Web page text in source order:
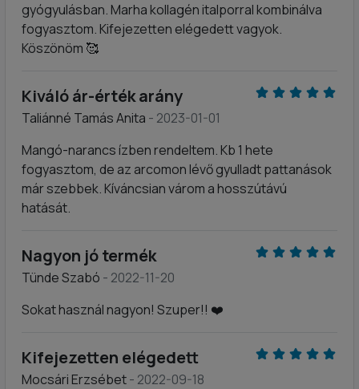
gyógyulásban. Marha kollagén italporral kombinálva
fogyasztom. Kifejezetten elégedett vagyok.
Köszönöm 🥰
Kiváló ár-érték arány
Taliánné Tamás Anita - 2023-01-01
Mangó-narancs ízben rendeltem. Kb 1 hete
fogyasztom, de az arcomon lévő gyulladt pattanások
már szebbek. Kíváncsian várom a hosszútávú
hatását.
Nagyon jó termék
Tünde Szabó - 2022-11-20
Sokat használ nagyon! Szuper!! ❤️
Kifejezetten elégedett
Mocsári Erzsébet- 2022-09-18